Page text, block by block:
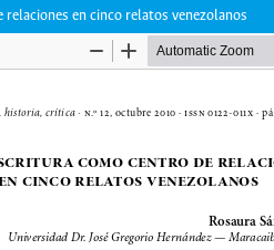
en cinco relatos venezolanos